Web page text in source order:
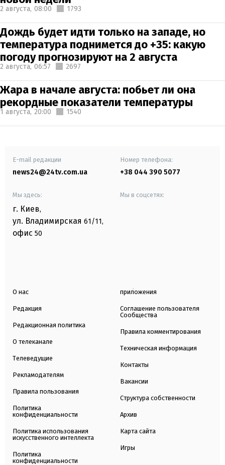
2 августа, 08:00 1793
Дождь будет идти только на западе, но
температура поднимется до +35: какую
погоду прогнозируют на 2 августа
2 августа, 06:57 2697
Жара в начале августа: побьет ли она
рекордные показатели температуры
1 августа, 20:00 1540
E-mail редакции
news24@24tv.com.ua
Номер телефона:
+38 044 390 5077
Мы здесь:
г. Киев,
ул. Владимирская 61/11,
офис 50
Мы в соцсетях:
О нас
Редакция
Редакционная политика
О телеканале
Телеведущие
Рекламодателям
Правила пользования
Политика
конфиденциальности
Политика использования
искусственного интеллекта
Политика
конфиденциальности
приложения
Соглашение пользователя
Сообщества
Правила комментирования
Техническая информация
Контакты
Вакансии
Структура собственности
Архив
Карта сайта
Игры